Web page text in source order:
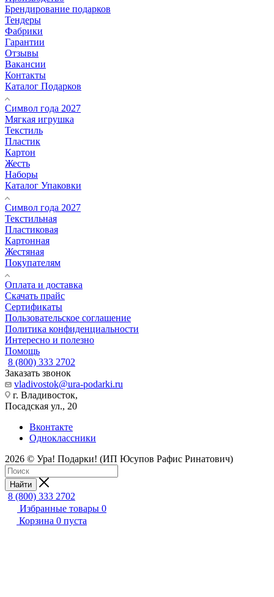
Брендирование подарков
Тендеры
Фабрики
Гарантии
Отзывы
Вакансии
Контакты
Каталог Подарков
Символ года 2027
Мягкая игрушка
Текстиль
Пластик
Картон
Жесть
Наборы
Каталог Упаковки
Символ года 2027
Текстильная
Пластиковая
Картонная
Жестяная
Покупателям
Оплата и доставка
Скачать прайс
Сертификаты
Пользовательское соглашение
Политика конфиденциальности
Интересно и полезно
Помощь
8 (800) 333 2702
Заказать звонок
vladivostok@ura-podarki.ru
г. Владивосток,
Посадская ул., 20
Вконтакте
Одноклассники
2026 © Ура! Подарки! (ИП Юсупов Рафис Ринатович)
Найти
8 (800) 333 2702
Избранные товары 0
Корзина 0 пуста